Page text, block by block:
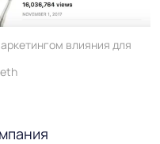
влияния для